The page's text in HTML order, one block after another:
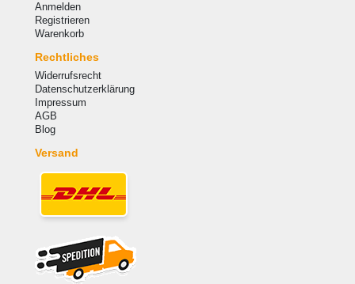
Anmelden
Registrieren
Warenkorb
Rechtliches
Widerrufsrecht
Datenschutzerklärung
Impressum
AGB
Blog
Versand